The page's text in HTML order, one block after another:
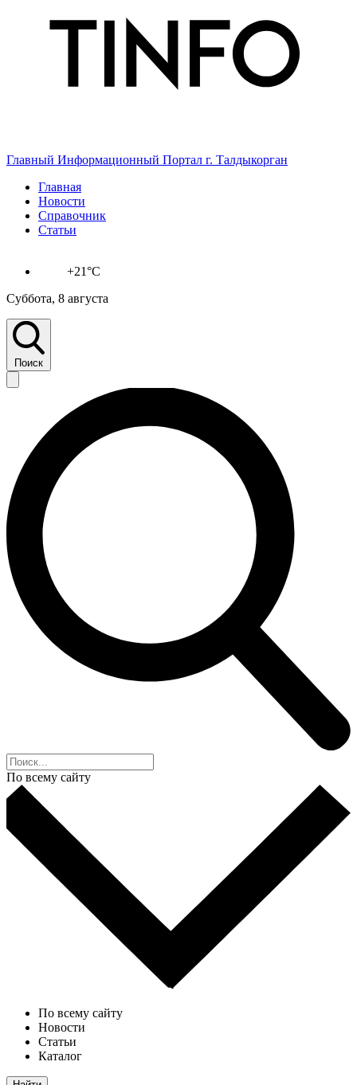
Главный Информационный Портал г. Талдыкорган
Главная
Новости
Справочник
Статьи
+21°C
Суббота, 8 августа
Поиск
По всему сайту
По всему сайту
Новости
Статьи
Каталог